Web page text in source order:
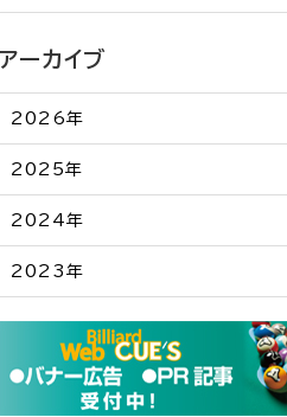
アーカイブ
2026年
2025年
2024年
2023年